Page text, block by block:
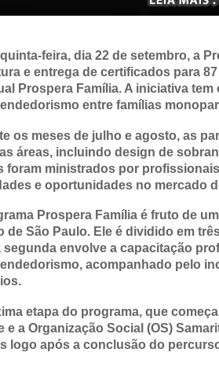
feira, dia 22 de setembro, a
e entrega de certificados para
Prospera Família. A iniciativa
entre famílias
os meses de julho e agosto, as
áreas, incluindo design de
foram ministrados por
e oportunidades no mercado
Prospera Família é fruto de
de São Paulo. Ele é dividido em
segunda envolve a capacitação
acompanhado pelo
etapa do programa, que
e a Organização Social (OS)
logo após a conclusão do